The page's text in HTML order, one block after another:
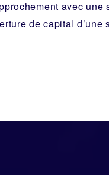
avec une
de capital